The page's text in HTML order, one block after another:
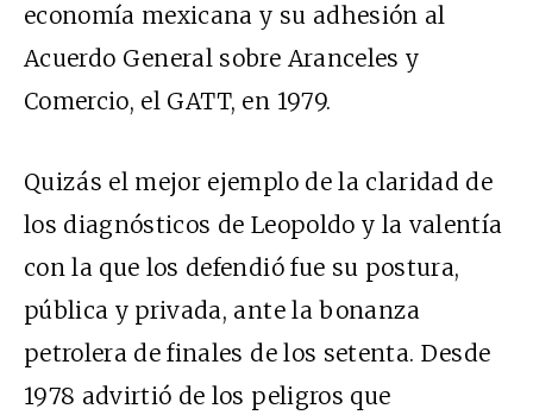
economía mexicana y su adhesión al
Acuerdo General sobre Aranceles y
Comercio, el GATT, en 1979.
Quizás el mejor ejemplo de la claridad de
los diagnósticos de Leopoldo y la valentía
con la que los defendió fue su postura,
pública y privada, ante la bonanza
petrolera de finales de los setenta. Desde
1978 advirtió de los peligros que